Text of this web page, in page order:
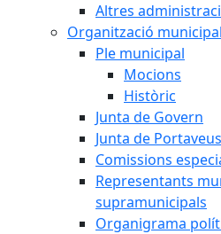
Altres
Organització municipal
Ple municipal
Mocions
Històric
Junta de Govern
Junta de Portaveus
Comissions
Representants
supramunicipals
Organigrama